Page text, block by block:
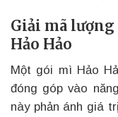
Giải mã
Hảo Hảo
Một gói mì Hảo
đóng góp vào
này phản ánh giá